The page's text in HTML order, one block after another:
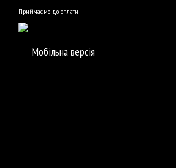
Приймаємо до оплати
Мобільна версія